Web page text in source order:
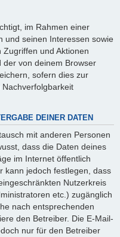
im Rahmen einer
und seinen Interessen sowie
und Aktionen
der von deinem Browser
sofern dies zur
DEINER DATEN
mit anderen Personen
dass die Daten deines
im Internet öffentlich
kann jedoch festlegen, dass
Nutzerkreis
etc.) zugänglich
nach entsprechenden
den Betreiber. Die E-Mail-
nur für den Betreiber